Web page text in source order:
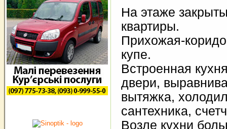
На этаже
квартиры.
Прихожая-
купе.
Встроенная
двери,
вытяжка,
сантехника,
Возле кухни